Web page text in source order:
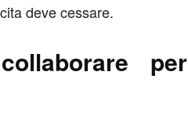
deve cessare.
per